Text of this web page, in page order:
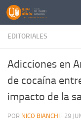
Saltar al contenido
EDITORIALES
Adicciones en
de cocaína
impacto de la
POR NICO BIANCHI · 29